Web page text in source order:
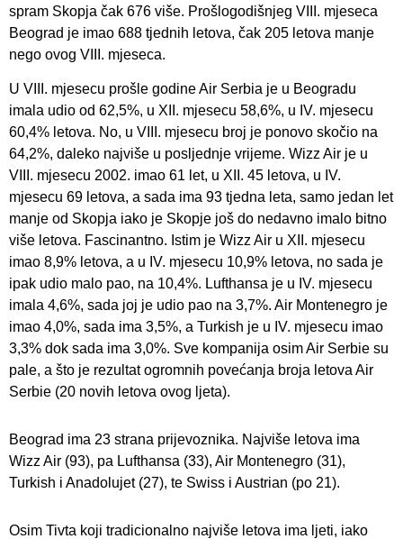
spram Skopja čak 676 više. Prošlogodišnjeg VIII. mjeseca
Beograd je imao 688 tjednih letova, čak 205 letova manje
nego ovog VIII. mjeseca.
U VIII. mjesecu prošle godine Air Serbia je u Beogradu
imala udio od 62,5%, u XII. mjesecu 58,6%, u IV. mjesecu
60,4% letova. No, u VIII. mjesecu broj je ponovo skočio na
64,2%, daleko najviše u posljednje vrijeme. Wizz Air je u
VIII. mjesecu 2002. imao 61 let, u XII. 45 letova, u IV.
mjesecu 69 letova, a sada ima 93 tjedna leta, samo jedan let
manje od Skopja iako je Skopje još do nedavno imalo bitno
više letova. Fascinantno. Istim je Wizz Air u XII. mjesecu
imao 8,9% letova, a u IV. mjesecu 10,9% letova, no sada je
ipak udio malo pao, na 10,4%. Lufthansa je u IV. mjesecu
imala 4,6%, sada joj je udio pao na 3,7%. Air Montenegro je
imao 4,0%, sada ima 3,5%, a Turkish je u IV. mjesecu imao
3,3% dok sada ima 3,0%. Sve kompanija osim Air Serbie su
pale, a što je rezultat ogromnih povećanja broja letova Air
Serbie (20 novih letova ovog ljeta).
Beograd ima 23 strana prijevoznika. Najviše letova ima
Wizz Air (93), pa Lufthansa (33), Air Montenegro (31),
Turkish i Anadolujet (27), te Swiss i Austrian (po 21).
Osim Tivta koji tradicionalno najviše letova ima ljeti, iako